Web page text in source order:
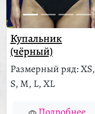
Купальник
(чёрный)
Размерный ряд: XS,
S, M, L, XL